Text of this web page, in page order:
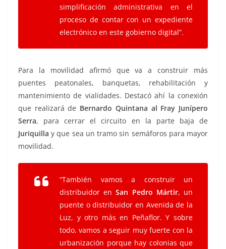
simplificación administrativa en el
proceso de contar con un expediente
electrónico en este gobierno digital”.
Para la movilidad afirmó que va a construir más
puentes peatonales, banquetas, rehabilitación y
mantenimiento de vialidades. Destacó ahí la conexión
que realizará de Bernardo Quintana al Fray Junípero
Serra, para cerrar el circuito en la parte baja de
Juriquilla y que sea un tramo sin semáforos para mayor
movilidad.
“También vamos a construir un
distribuidor enSan Pedro Mártir, un
puente o distribuidor en Avenida de la
Luz, y otro más en Peñaflor. Y sobre
todo, vamos a seguir muy fuerte con la
urbanización porque hay colonias que